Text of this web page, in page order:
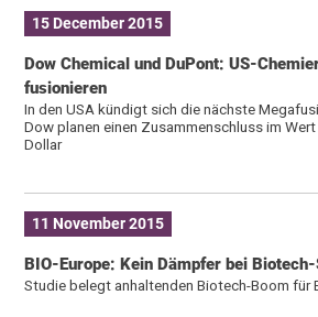
15 December 2015
Dow Chemical und DuPont: US-
fusionieren
In den USA kündigt sich die nächste
Dow planen einen Zusammenschluss im
Dollar
11 November 2015
BIO-Europe: Kein Dämpfer bei
Studie belegt anhaltenden Biotech-Boom für